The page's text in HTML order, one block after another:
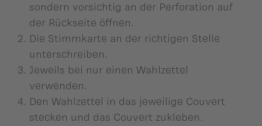
sondern vorsichtig an der Perforation auf
der Rückseite öffnen.
Die Stimmkarte an der richtigen Stelle
unterschreiben.
Jeweils bei nur einen Wahlzettel
verwenden.
Den Wahlzettel in das jeweilige Couvert
stecken und das Couvert zukleben.